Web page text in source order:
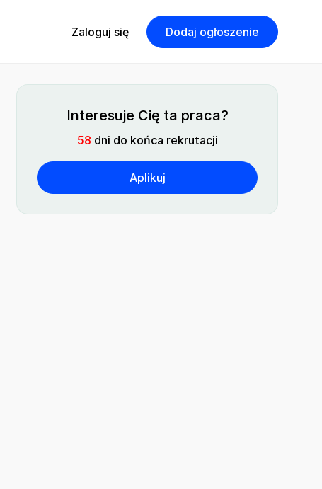
Zaloguj się Dodaj ogłoszenie
Interesuje Cię ta praca?
58 dni do końca rekrutacji
Aplikuj